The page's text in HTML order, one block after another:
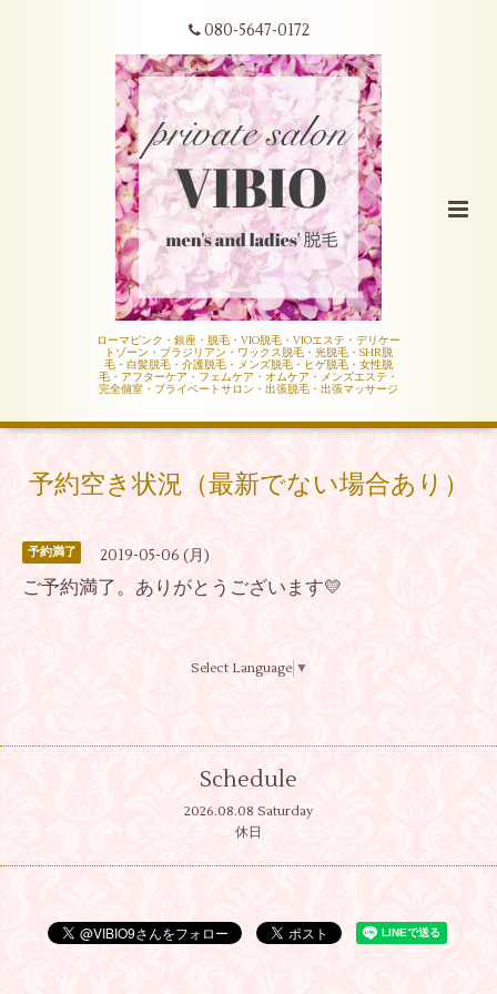
080-5647-0172
ローマピンク・銀座・脱毛・VIO脱毛・VIOエステ・デリケー
トゾーン・ブラジリアン・ワックス脱毛・光脱毛・SHR脱
毛・白髪脱毛・介護脱毛・メンズ脱毛・ヒゲ脱毛・女性脱
毛・アフターケア・フェムケア・オムケア・メンズエステ・
完全個室・プライベートサロン・出張脱毛・出張マッサージ
予約空き状況（最新でない場合あり）
予約満了 2019-05-06 (月)
ご予約満了。ありがとうございます💛
Select Language ▼
Schedule
2026.08.08 Saturday
休日